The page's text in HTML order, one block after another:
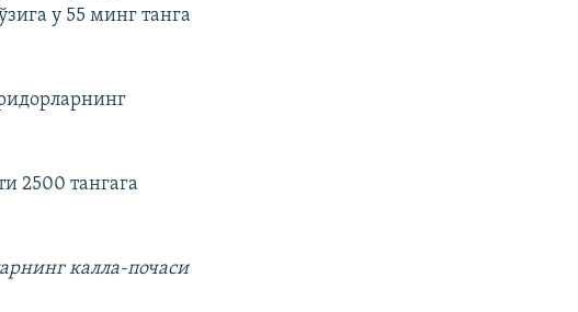
у 55 минг танга
2500 тангага
калла-почаси